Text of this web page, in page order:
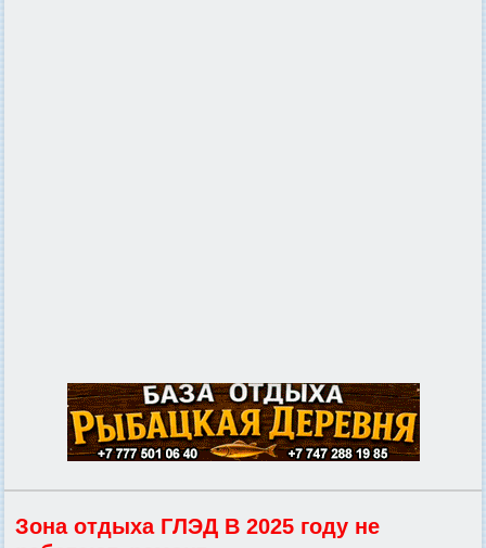
Зона отдыха ГЛЭД В 2025 году не